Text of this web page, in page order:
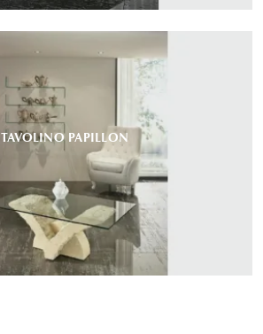
TAVOLINO PAPILLON